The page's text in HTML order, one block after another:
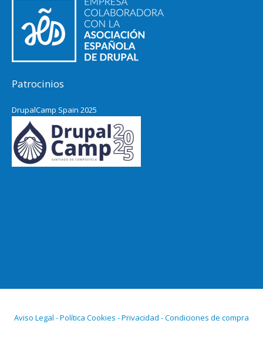
Patrocinios
DrupalCamp Spain 2025
Aviso Legal - Política Cookies - Privacidad - Condiciones de compra